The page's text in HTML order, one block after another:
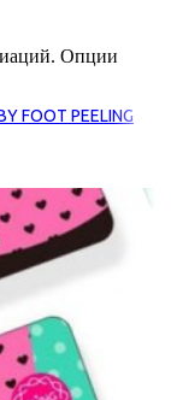
Опции
FOOT PEELING